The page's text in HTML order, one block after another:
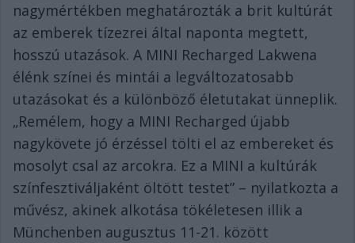
nagymértékben meghatározták a brit kultúrát
az emberek tízezrei által naponta megtett,
hosszú utazások. A MINI Recharged Lakwena
élénk színei és mintái a legváltozatosabb
utazásokat és a különböző életutakat ünneplik.
„Remélem, hogy a MINI Recharged újabb
nagykövete jó érzéssel tölti el az embereket és
mosolyt csal az arcokra. Ez a MINI a kultúrák
színfesztiváljaként öltött testet” – nyilatkozta a
művész, akinek alkotása tökéletesen illik a
Münchenben augusztus 11-21. között